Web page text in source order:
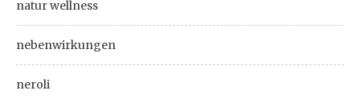
natur wellness
nebenwirkungen
neroli